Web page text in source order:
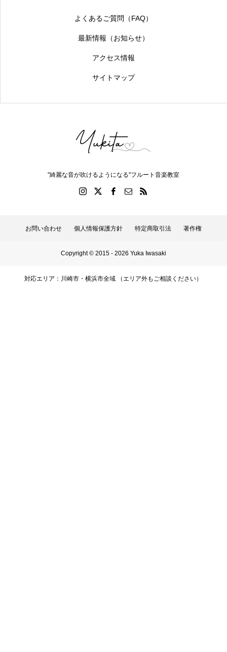
よくあるご質問（FAQ）
最新情報（お知らせ）
アクセス情報
サイトマップ
"綺麗な音が吹けるようになる"フルート音楽教室
お問い合わせ 個人情報保護方針 特定商取引法 著作権
Copyright © 2015 - 2026 Yuka Iwasaki
対応エリア：川崎市・横浜市全域 （エリア外もご相談ください）